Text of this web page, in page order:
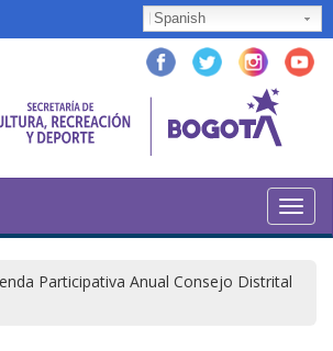
Spanish
Participativa Anual Consejo Distrital